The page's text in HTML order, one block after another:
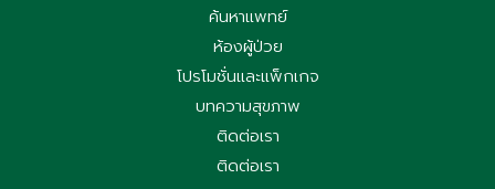
ค้นหาแพทย์
ห้องผู้ป่วย
โปรโมชั่นและแพ็กเกจ
บทความสุขภาพ
ติดต่อเรา
ติดต่อเรา